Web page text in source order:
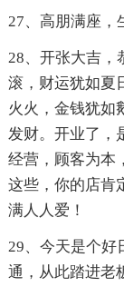
27、高朋满座，
28、开张大吉，
滚，财运犹如夏
火火，金钱犹如
发财。开业了，
经营，顾客为本
这些，你的店肯
满人人爱！
29、今天是个好
通，从此踏进老